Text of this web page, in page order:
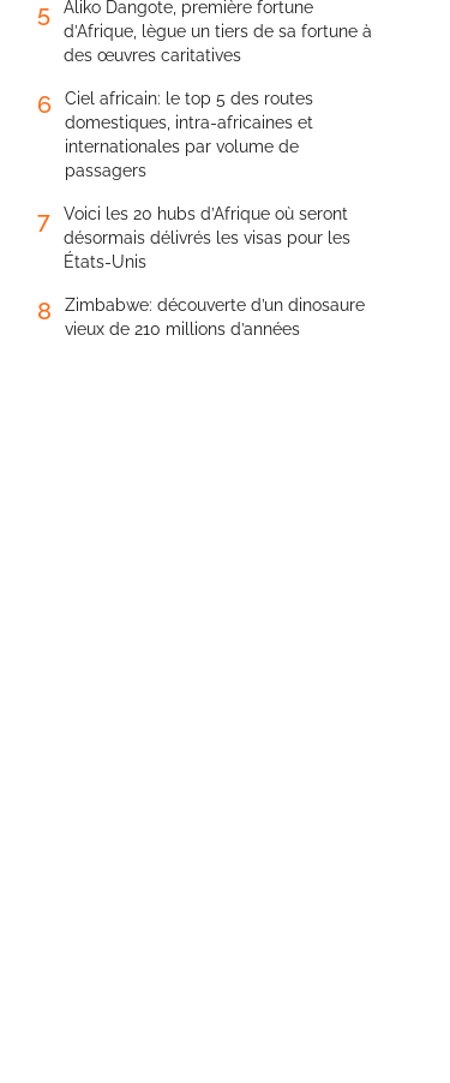
5
Aliko Dangote, première fortune
d’Afrique, lègue un tiers de sa fortune à
des œuvres caritatives
6
Ciel africain: le top 5 des routes
domestiques, intra-africaines et
internationales par volume de
passagers
7
Voici les 20 hubs d’Afrique où seront
désormais délivrés les visas pour les
États-Unis
8
Zimbabwe: découverte d’un dinosaure
vieux de 210 millions d’années